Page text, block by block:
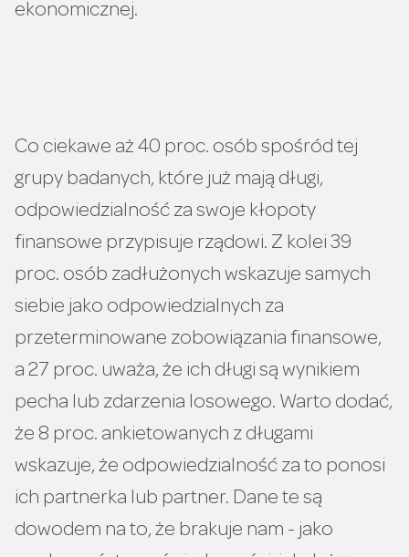
ekonomicznej.
Co ciekawe aż 40 proc. osób spośród tej
grupy badanych, które już mają długi,
odpowiedzialność za swoje kłopoty
finansowe przypisuje rządowi. Z kolei 39
proc. osób zadłużonych wskazuje samych
siebie jako odpowiedzialnych za
przeterminowane zobowiązania finansowe,
a 27 proc. uważa, że ich długi są wynikiem
pecha lub zdarzenia losowego. Warto dodać,
że 8 proc. ankietowanych z długami
wskazuje, że odpowiedzialność za to ponosi
ich partnerka lub partner. Dane te są
dowodem na to, że brakuje nam - jako